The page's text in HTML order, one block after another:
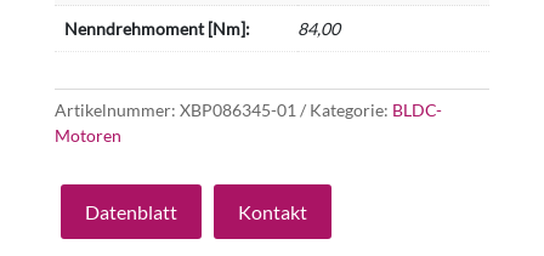
Nenndrehmoment [Nm]: 84,00
Artikelnummer: XBP086345-01 Kategorie: BLDC-
Motoren
Datenblatt Kontakt